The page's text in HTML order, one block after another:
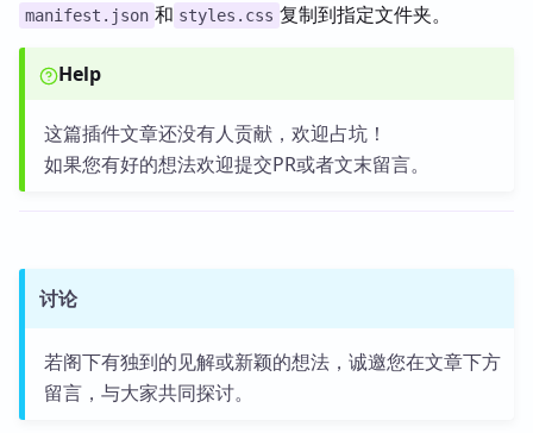
manifest.json 和 styles.css 复制到指定文件夹。
Help
这篇插件文章还没有人贡献，欢迎占坑！
如果您有好的想法欢迎提交PR或者文末留言。
讨论
若阁下有独到的见解或新颖的想法，诚邀您在文章下方
留言，与大家共同探讨。